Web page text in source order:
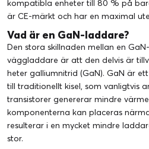
kompatibla enheter till 80 % på
är CE-märkt och har en maximal
Vad är en GaN-laddare?
Den stora skillnaden mellan en
väggladdare är att den delvis är
heter galliumnitrid (GaN). GaN är
till traditionellt kisel, som vanligtvis
transistorer genererar mindre
komponenterna kan placeras
resulterar i en mycket mindre
stor.